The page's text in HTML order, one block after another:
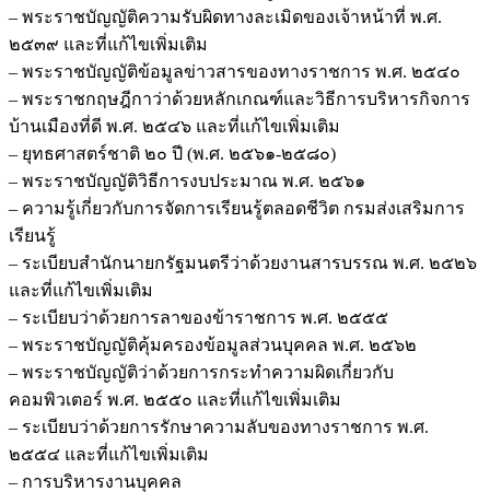
– พระราชบัญญัติความรับผิดทางละเมิดของเจ้าหน้าที่ พ.ศ.
๒๕๓๙ และที่แก้ไขเพิ่มเติม
– พระราชบัญญัติข้อมูลข่าวสารของทางราชการ พ.ศ. ๒๕๔๐
– พระราชกฤษฎีกาว่าด้วยหลักเกณฑ์และวิธีการบริหารกิจการ
บ้านเมืองที่ดี พ.ศ. ๒๕๔๖ และที่แก้ไขเพิ่มเติม
– ยุทธศาสตร์ชาติ ๒๐ ปี (พ.ศ. ๒๕๖๑-๒๕๘๐)
– พระราชบัญญัติวิธีการงบประมาณ พ.ศ. ๒๕๖๑
– ความรู้เกี่ยวกับการจัดการเรียนรู้ตลอดชีวิต กรมส่งเสริมการ
เรียนรู้
– ระเบียบสำนักนายกรัฐมนตรีว่าด้วยงานสารบรรณ พ.ศ. ๒๕๒๖
และที่แก้ไขเพิ่มเติม
– ระเบียบว่าด้วยการลาของข้าราชการ พ.ศ. ๒๕๕๕
– พระราชบัญญัติคุ้มครองข้อมูลส่วนบุคคล พ.ศ. ๒๕๖๒
– พระราชบัญญัติว่าด้วยการกระทำความผิดเกี่ยวกับ
คอมพิวเตอร์ พ.ศ. ๒๕๕๐ และที่แก้ไขเพิ่มเติม
– ระเบียบว่าด้วยการรักษาความลับของทางราชการ พ.ศ.
๒๕๕๔ และที่แก้ไขเพิ่มเติม
– การบริหารงานบุคคล